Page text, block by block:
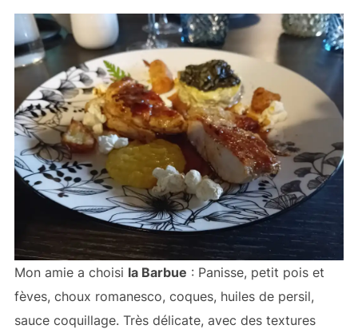
Mon amie a choisi la Barbue : Panisse, petit pois et
fèves, choux romanesco, coques, huiles de persil,
sauce coquillage. Très délicate, avec des textures